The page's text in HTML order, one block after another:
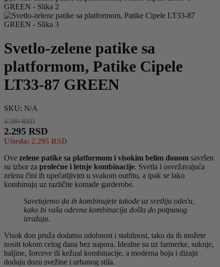
Svetlo-zelene patike sa
platformom, Patike Cipele
LT33-87 GREEN
SKU: N/A
4.590RSD
2.295 RSD
Ušteda: 2.295 RSD
Ove zelene patike sa platformom i visokim belim đonom savršen
su izbor za prolećne i letnje kombinacije. Svetla i osvežavajuća
zelena čini ih upečatljivim u svakom outfitu, a ipak se lako
kombinuju uz različite komade garderobe.
Savetujemo da ih kombinujete takođe uz svetliju odeću,
kako bi vaša odevna kombinacija došla do potpunog
izražaja.
Visok đon pruža dodatnu udobnost i stabilnost, tako da ih možete
nositi tokom celog dana bez napora. Idealne su uz farmerke, suknje,
haljine, šorceve ili kežual kombinacije, a moderna boja i dizajn
dodaju dozu svežine i urbanog stila.